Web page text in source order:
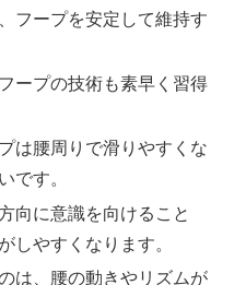
フープを安定して維持す
ープの技術も素早く習得
は腰周りで滑りやすくな
です。
向に意識を向けること
しやすくなります。
は、腰の動きやリズムが